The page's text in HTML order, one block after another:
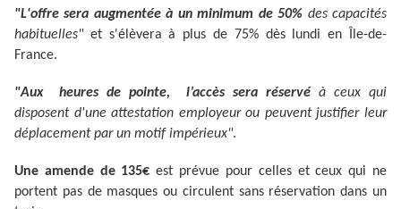
"L'offre sera augmentée à un minimum de 50% des capacités
habituelles" et s'élèvera à plus de 75% dès lundi en Île-de-
France.
"Aux heures de pointe, l’accès sera réservéà ceux qui
disposent d'une attestation employeur ou peuvent justifier leur
déplacement par un motif impérieux".
Une amende de 135€ est prévue pour celles et ceux qui ne
portent pas de masques ou circulent sans réservation dans un